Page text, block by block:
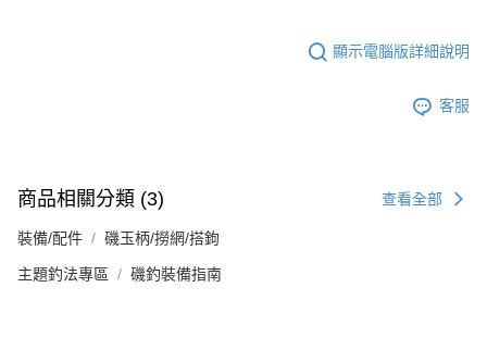
顯示電腦版詳細說明
客服
商品相關分類 (3) 查看全部
裝備/配件 磯玉柄/撈網/搭鉤
主題釣法專區 磯釣裝備指南